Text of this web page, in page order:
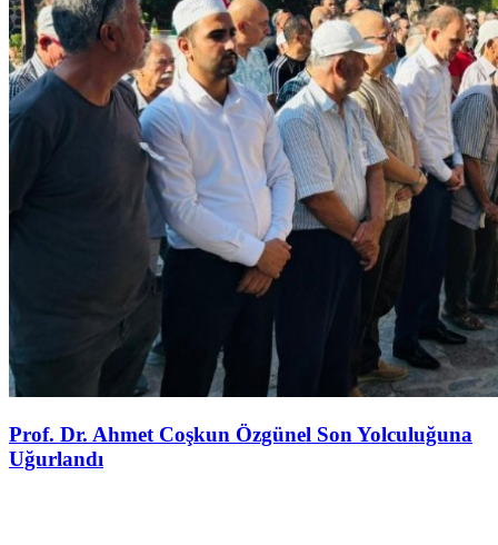
Prof. Dr. Ahmet Coşkun Özgünel Son Yolculuğuna
Uğurlandı